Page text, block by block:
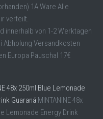
1A Ware Alle
verteilt.
innerhalb von 1-2 Werktagen
Abholung Versandkosten
Europa Pauschal 17€
48x 250ml Blue Lemonade
Guaraná MINTANINE 48x
Lemonade Energy Drink